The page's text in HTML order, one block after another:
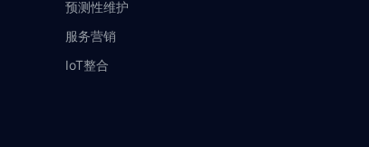
预测性维护
服务营销
IoT整合